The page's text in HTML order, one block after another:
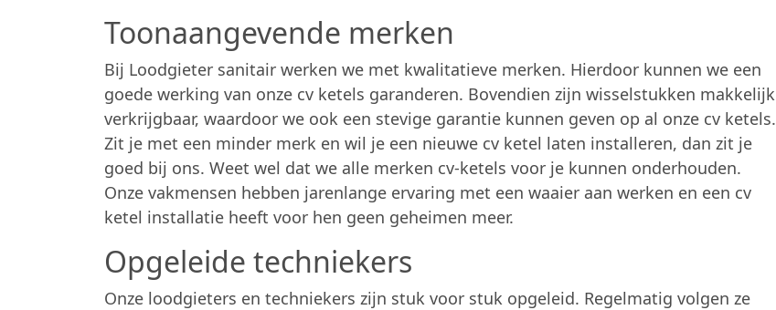
Toonaangevende merken
Bij Loodgieter sanitair werken we met kwalitatieve merken. Hierdoor kunnen we een
goede werking van onze cv ketels garanderen. Bovendien zijn wisselstukken makkelijk
verkrijgbaar, waardoor we ook een stevige garantie kunnen geven op al onze cv ketels.
Zit je met een minder merk en wil je een nieuwe cv ketel laten installeren, dan zit je
goed bij ons. Weet wel dat we alle merken cv-ketels voor je kunnen onderhouden.
Onze vakmensen hebben jarenlange ervaring met een waaier aan werken en een cv
ketel installatie heeft voor hen geen geheimen meer.
Opgeleide techniekers
Onze loodgieters en techniekers zijn stuk voor stuk opgeleid. Regelmatig volgen ze